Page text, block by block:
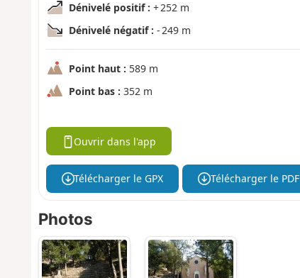
Dénivelé positif : + 252 m
Dénivelé négatif : - 249 m
Point haut : 589 m
Point bas : 352 m
Ouvrir dans l'app
Télécharger le GPX Télécharger le PDF
Photos